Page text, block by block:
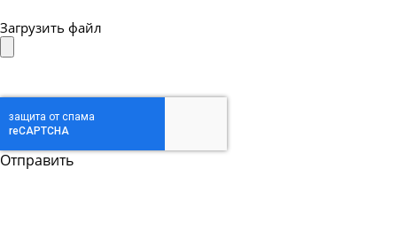
Загрузить файл